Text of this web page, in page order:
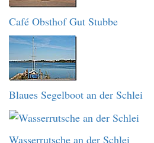
Café Obsthof Gut Stubbe
Blaues Segelboot an der Schlei
Wasserrutsche an der Schlei